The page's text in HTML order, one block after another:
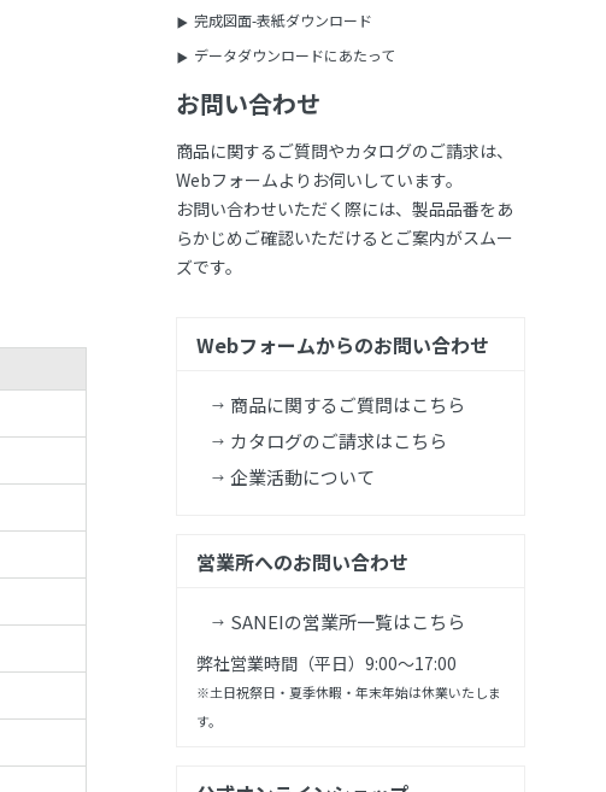
完成図面-表紙ダウンロード
データダウンロードにあたって
お問い合わせ
商品に関するご質問やカタログのご請求は、
Webフォームよりお伺いしています。
お問い合わせいただく際には、製品品番をあ
らかじめご確認いただけるとご案内がスムー
ズです。
Webフォームからのお問い合わせ
商品に関するご質問はこちら
カタログのご請求はこちら
企業活動について
営業所へのお問い合わせ
SANEIの営業所一覧はこちら
弊社営業時間（平日）9:00～17:00
※土日祝祭日・夏季休暇・年末年始は休業いたしま
す。